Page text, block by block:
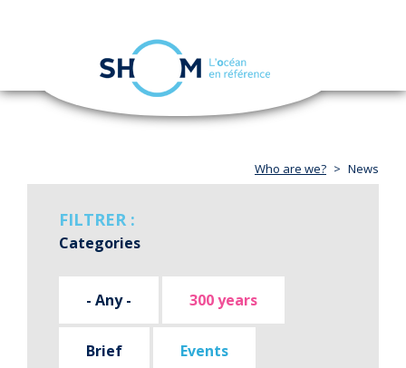
Skip
navigation
Who are we? News
FILTRER :
Categories
- Any - 300 years
Brief Events